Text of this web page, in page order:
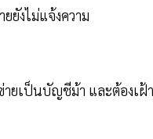
ยังไม่แจ้งความ
เป็นบัญชีม้า และต้องเฝ้า